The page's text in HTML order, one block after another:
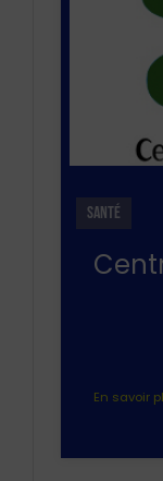
SANTÉ
En savoir